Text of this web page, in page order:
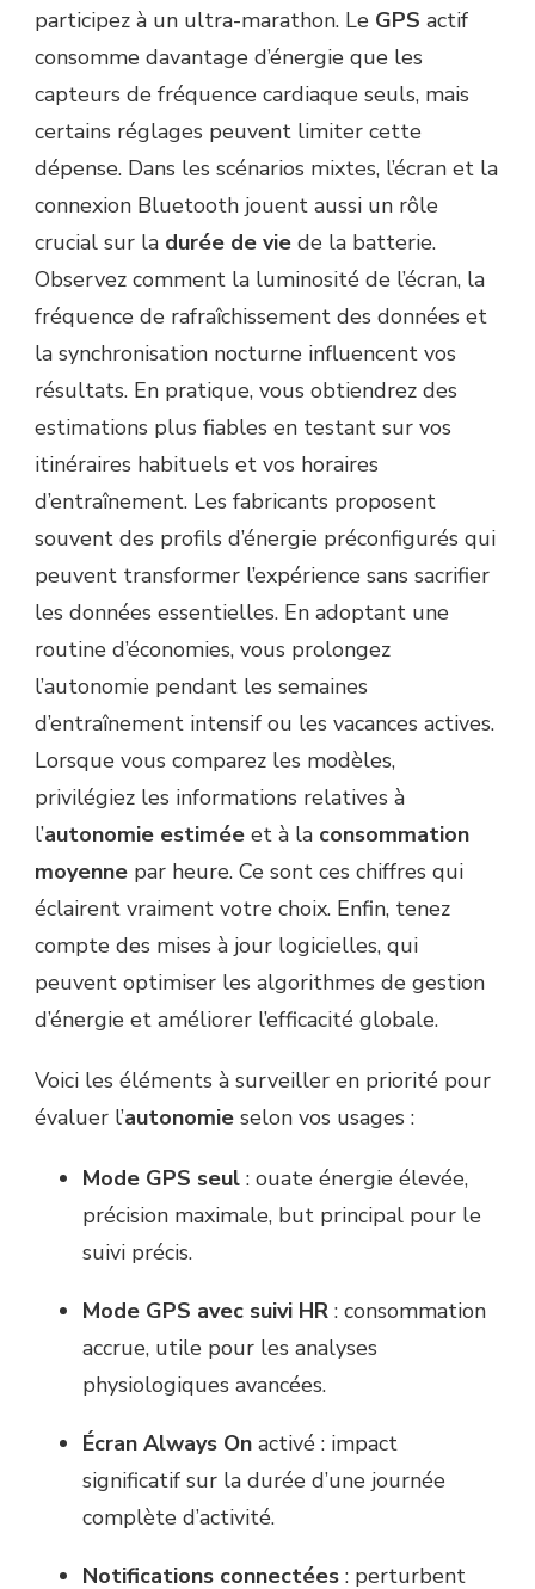
participez à un ultra-marathon. Le GPS actif
consomme davantage d’énergie que les
capteurs de fréquence cardiaque seuls, mais
certains réglages peuvent limiter cette
dépense. Dans les scénarios mixtes, l’écran et la
connexion Bluetooth jouent aussi un rôle
crucial sur la durée de vie de la batterie.
Observez comment la luminosité de l’écran, la
fréquence de rafraîchissement des données et
la synchronisation nocturne influencent vos
résultats. En pratique, vous obtiendrez des
estimations plus fiables en testant sur vos
itinéraires habituels et vos horaires
d’entraînement. Les fabricants proposent
souvent des profils d’énergie préconfigurés qui
peuvent transformer l’expérience sans sacrifier
les données essentielles. En adoptant une
routine d’économies, vous prolongez
l’autonomie pendant les semaines
d’entraînement intensif ou les vacances actives.
Lorsque vous comparez les modèles,
privilégiez les informations relatives à
l’autonomie estimée et à la consommation
moyenne par heure. Ce sont ces chiffres qui
éclairent vraiment votre choix. Enfin, tenez
compte des mises à jour logicielles, qui
peuvent optimiser les algorithmes de gestion
d’énergie et améliorer l’efficacité globale.
Voici les éléments à surveiller en priorité pour
évaluer l’autonomie selon vos usages :
Mode GPS seul : ouate énergie élevée,
précision maximale, but principal pour le
suivi précis.
Mode GPS avec suivi HR : consommation
accrue, utile pour les analyses
physiologiques avancées.
Écran Always On activé : impact
significatif sur la durée d’une journée
complète d’activité.
Notifications connectées : perturbent